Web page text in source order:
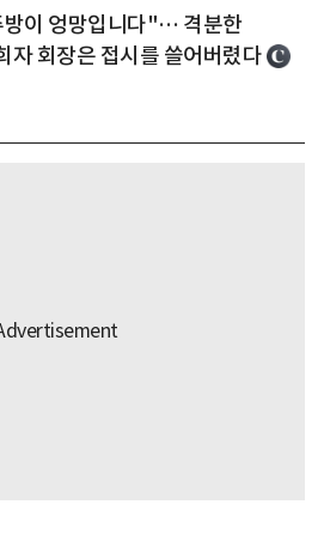
이 엉망입니다"… 격분한
자 회장은 접시를 쓸어버렸다